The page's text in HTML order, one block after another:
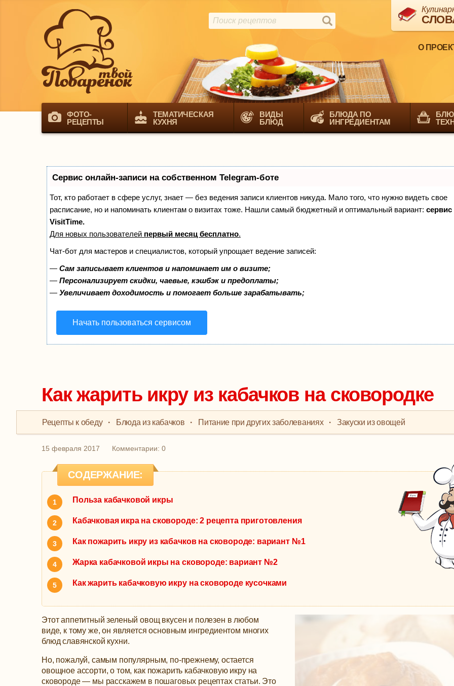
О
ФОТО-
РЕЦЕПТЫ
ТЕМАТИЧЕСКАЯ
КУХНЯ
ВИДЫ
БЛЮД
БЛЮДА ПО
ИНГРЕДИЕНТАМ
Сервис онлайн-записи на собственном Telegram-боте
Тот, кто работает в сфере услуг, знает — без ведения записи клиентов никуда. Мало того, что нужно видеть свое
расписание, но и напоминать клиентам о визитах тоже. Нашли самый бюджетный и оптимальный вариант: сервис
VisitTime.
Для новых пользователей первый месяц бесплатно.
Чат-бот для мастеров и специалистов, который упрощает ведение записей:
— Сам записывает клиентов и напоминает им о визите;
— Персонализирует скидки, чаевые, кэшбэк и предоплаты;
— Увеличивает доходимость и помогает больше зарабатывать;
Начать пользоваться сервисом
Как жарить икру из кабачков на сковородке
Рецепты к обеду · Блюда из кабачков · Питание при других заболеваниях · Закуски из овощей
15 февраля 2017 Комментарии: 0
СОДЕРЖАНИЕ:
Польза кабачковой икры
Кабачковая икра на сковороде: 2 рецепта приготовления
Как пожарить икру из кабачков на сковороде: вариант №1
Жарка кабачковой икры на сковороде: вариант №2
Как жарить кабачковую икру на сковороде кусочками
Этот аппетитный зеленый овощ вкусен и полезен в любом
виде, к тому же, он является основным ингредиентом многих
блюд славянской кухни.
Но, пожалуй, самым популярным, по-прежнему, остается
овощное ассорти, о том, как пожарить кабачковую икру на
сковороде — мы расскажем в пошаговых рецептах статьи. Это